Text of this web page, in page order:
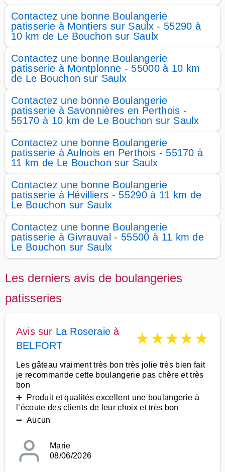
Contactez une bonne Boulangerie
patisserie à Montiers sur Saulx - 55290 à
10 km de Le Bouchon sur Saulx
Contactez une bonne Boulangerie
patisserie à Montplonne - 55000 à 10 km
de Le Bouchon sur Saulx
Contactez une bonne Boulangerie
patisserie à Savonnières en Perthois -
55170 à 10 km de Le Bouchon sur Saulx
Contactez une bonne Boulangerie
patisserie à Aulnois en Perthois - 55170 à
11 km de Le Bouchon sur Saulx
Contactez une bonne Boulangerie
patisserie à Hévilliers - 55290 à 11 km de
Le Bouchon sur Saulx
Contactez une bonne Boulangerie
patisserie à Givrauval - 55500 à 11 km de
Le Bouchon sur Saulx
Les derniers avis de boulangeries
patisseries
Avis sur La Roseraie à
BELFORT
★★★★★
Les gâteau vraiment très bon très jolie très bien fait
je recommande cette boulangerie pas chère et très
bon
➕ Produit et qualités excellent une boulangerie à
l’écoute des clients de leur choix et très bon
➖ Aucun
Marie
08/06/2026